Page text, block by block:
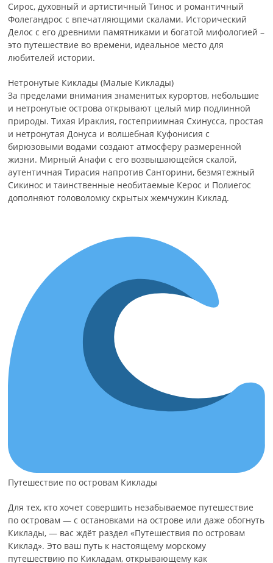
Сирос, духовный и артистичный Тинос и романтичный
Фолегандрос с впечатляющими скалами. Исторический
Делос с его древними памятниками и богатой мифологией –
это путешествие во времени, идеальное место для
любителей истории.
Нетронутые Киклады (Малые Киклады)
За пределами внимания знаменитых курортов, небольшие
и нетронутые острова открывают целый мир подлинной
природы. Тихая Ираклия, гостеприимная Схинусса, простая
и нетронутая Донуса и волшебная Куфонисия с
бирюзовыми водами создают атмосферу размеренной
жизни. Мирный Анафи с его возвышающейся скалой,
аутентичная Тирасия напротив Санторини, безмятежный
Сикинос и таинственные необитаемые Керос и Полиегос
дополняют головоломку скрытых жемчужин Киклад.
Путешествие по островам Киклады
Для тех, кто хочет совершить незабываемое путешествие
по островам — с остановками на острове или даже обогнуть
Киклады, — вас ждёт раздел «Путешествия по островам
Киклад». Это ваш путь к настоящему морскому
путешествию по Кикладам, открывающему как